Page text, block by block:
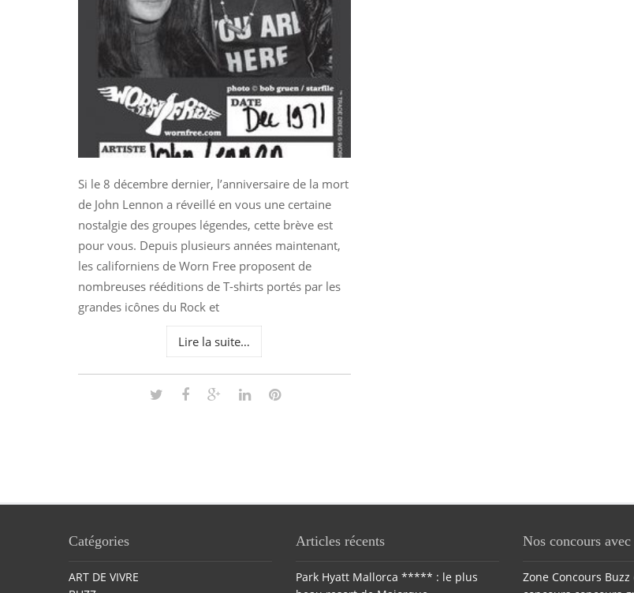
Si le 8 décembre dernier, l’anniversaire de la mort
de John Lennon a réveillé en vous une certaine
nostalgie des groupes légendes, cette brève est
pour vous. Depuis plusieurs années maintenant,
les californiens de Worn Free proposent de
nombreuses rééditions de T-shirts portés par les
grandes icônes du Rock et
Lire la suite…
Catégories
ART DE VIVRE
Articles récents
Park Hyatt Mallorca ***** : le plus
Nos concours avec
Zone Concours Buzz